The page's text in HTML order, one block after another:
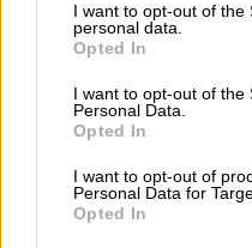
not limited to your visit or
grant or deny consent to
use your data for below
consent section.
I want to opt-out of the
personal data.
Opted In
I want to opt-out of the
Personal Data.
Opted In
I want to opt-out of
Personal Data for
Opted In
Παράλληλα, το ίδιο
πλαίσιο των
εφαρμόζει η
την τροχονομική